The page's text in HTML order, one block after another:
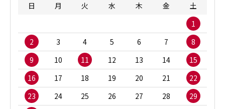
日
月 火 水 木 金
土
1
2
3 4 5 6 7
8
9
10 11 12 13 14
15
16
17 18 19 20 21
22
23
24 25 26 27 28 29